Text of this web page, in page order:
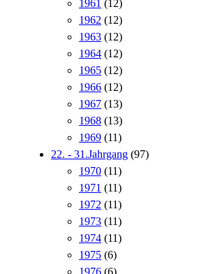
1961 (12)
1962 (12)
1963 (12)
1964 (12)
1965 (12)
1966 (12)
1967 (13)
1968 (13)
1969 (11)
22. - 31.Jahrgang (97)
1970 (11)
1971 (11)
1972 (11)
1973 (11)
1974 (11)
1975 (6)
1976 (6)